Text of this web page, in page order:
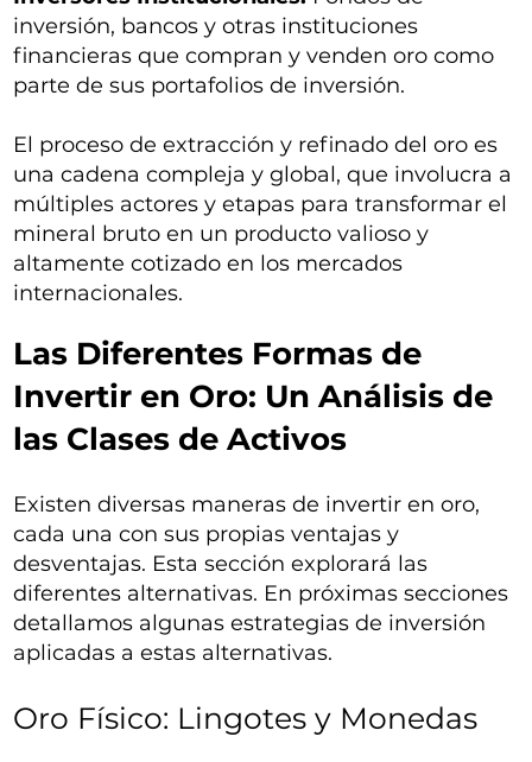
inversión, bancos y otras instituciones
financieras que compran y venden oro como
parte de sus portafolios de inversión.
El proceso de extracción y refinado del oro es
una cadena compleja y global, que involucra a
múltiples actores y etapas para transformar el
mineral bruto en un producto valioso y
altamente cotizado en los mercados
internacionales.
Las Diferentes Formas de
Invertir en Oro: Un Análisis de
las Clases de Activos
Existen diversas maneras de invertir en oro,
cada una con sus propias ventajas y
desventajas. Esta sección explorará las
diferentes alternativas. En próximas secciones
detallamos algunas estrategias de inversión
aplicadas a estas alternativas.
Oro Físico: Lingotes y Monedas